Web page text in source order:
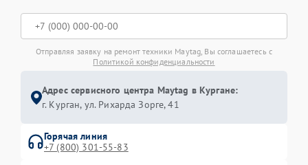
Отправляя заявку на ремонт техники Maytag, Вы соглашаетесь с
Политикой конфиденциальности
Адрес сервисного центра Maytag в Кургане:
г. Курган, ул. Рихарда Зорге, 41
Горячая линия
+7 (800) 301-55-83